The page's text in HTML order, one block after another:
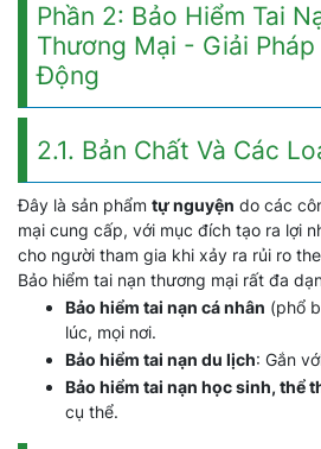
Phần 2: Bảo Hiểm Tai
Thương Mại - Giải Pháp
Động
2.1. Bản Chất Và Các
Đây là sản phẩm tự nguyện do các
mại cung cấp, với mục đích tạo ra lợi
cho người tham gia khi xảy ra rủi ro
Bảo hiểm tai nạn thương mại rất đa
Bảo hiểm tai nạn cá nhân (phổ
lúc, mọi nơi.
Bảo hiểm tai nạn du lịch: Gắn
Bảo hiểm tai nạn học sinh, thể
cụ thể.